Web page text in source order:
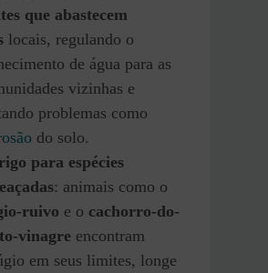
que abastecem
locais, regulando o
de água para as
vizinhas e
problemas como
do solo.
para espécies
: animais como o
ruivo e o cachorro-do-
vinagre encontram
em seus limites, longe